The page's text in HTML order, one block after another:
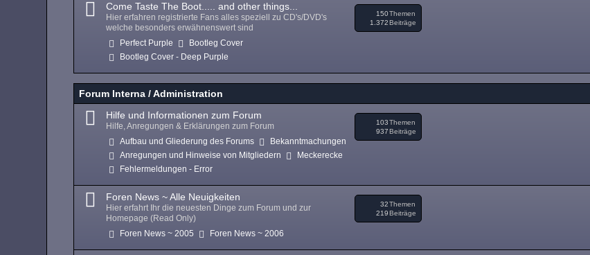
Come Taste The Boot..... and other things...
Hier erfahren registrierte Fans alles speziell zu CD's/DVD's
welche besonders erwähnenswert sind
Themen
150
Beiträge
1.372
Perfect Purple
Bootleg Cover
Bootleg Cover - Deep Purple
Forum Interna / Administration
Hilfe und Informationen zum Forum
Hilfe, Anregungen & Erklärungen zum Forum Themen
103
Beiträge
937
Aufbau und Gliederung des Forums
Bekanntmachungen
Anregungen und Hinweise von Mitgliedern
Meckerecke
Fehlermeldungen - Error
Foren News ~ Alle Neuigkeiten
Hier erfahrt Ihr die neuesten Dinge zum Forum und zur
Homepage (Read Only)
Themen
32
Beiträge
219
Foren News ~ 2005 Foren News ~ 2006